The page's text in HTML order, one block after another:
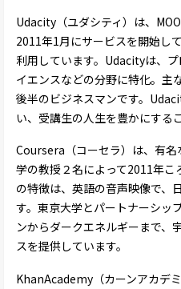
Udacity（ユダシティ）は、
2011年1月にサービスを開始し
利用しています。Udacityは、
イエンスなどの分野に特化。主
後半のビジネスマンです。
い、受講生の人生を豊かにする
Coursera（コーセラ）は、有名
学の教授２名によって2011年
の特徴は、英語の音声映像で、
す。東京大学とパートナーシッ
ンからダークエネルギーまで、
スを提供しています。
KhanAcademy（カーンアカデ